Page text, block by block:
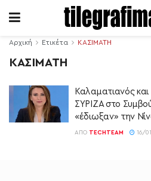
Αρχική Ετικέτα ΚΑΣΙΜΑΤΗ
ΚΑΣΙΜΑΤΗ
Καλαματιανός
ΣΥΡΙΖΑ στο
«έδιωξαν» την
ΑΠΌ TECHTEAM 16/